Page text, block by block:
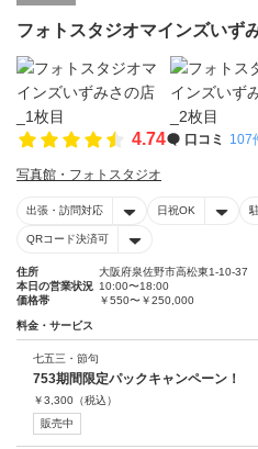
フォトスタジオマインズいず
4.74 口コミ 107
写真館・フォトスタジオ
出張・訪問対応 日祝OK
QRコード決済可
住所
大阪府泉佐野市高松東1-10-37
本日の営業状況 10:00〜18:00
価格帯
￥550〜￥250,000
料金・サービス
七五三・節句
753期間限定パックキャンペーン！
￥3,300 （税込）
販売中